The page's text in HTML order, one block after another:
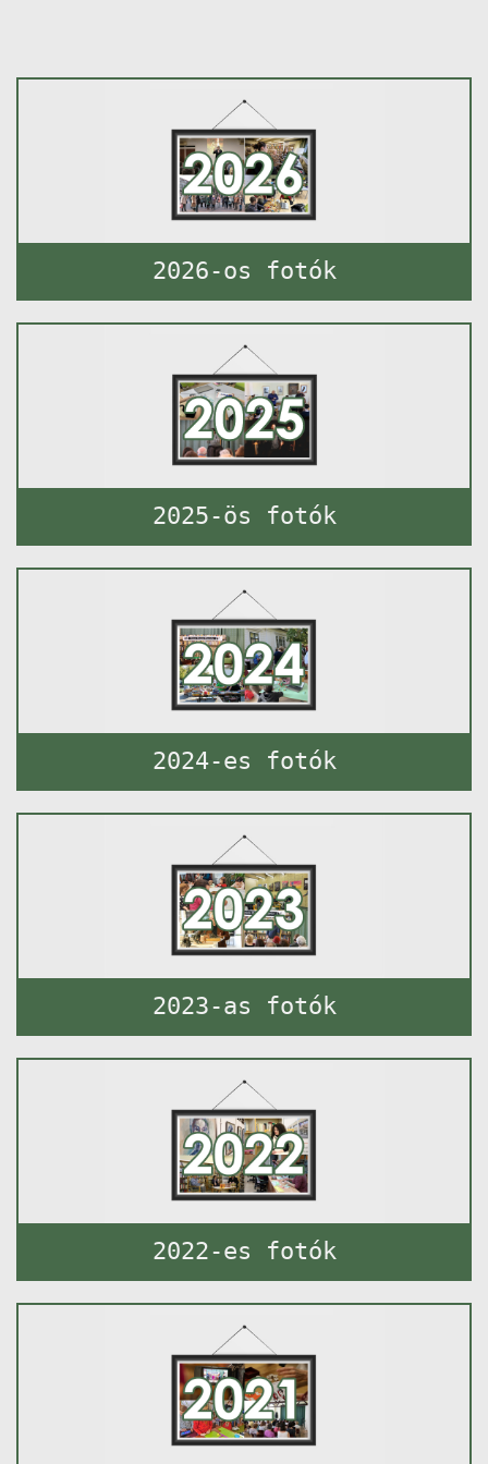
2026-os fotók
2025-ös fotók
2024-es fotók
2023-as fotók
2022-es fotók